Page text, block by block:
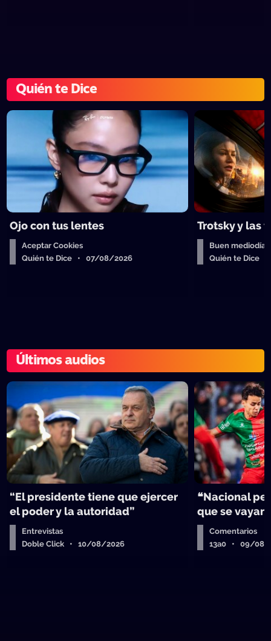
Quién te Dice
Ojo con tus lentes
Aceptar Cookies
Quién te Dice • 07/08/2026
Trotsky y las
Buen mediodía
Quién te Dice
Últimos audios
“El presidente tiene que ejercer
el poder y la autoridad”
Entrevistas
Doble Click • 10/08/2026
❝Nacional
que se vayan
Comentarios
13a0 • 09/08/